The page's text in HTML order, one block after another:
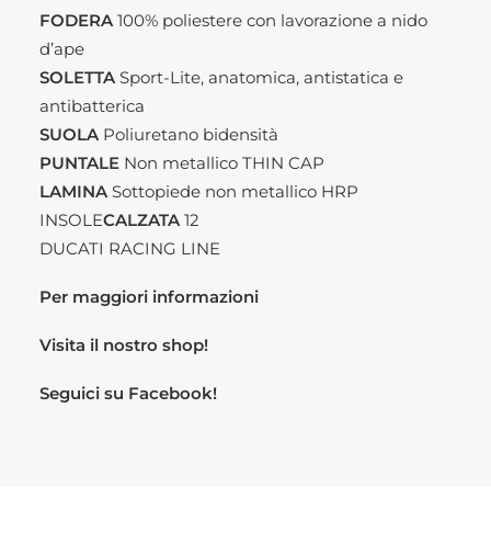
FODERA 100% poliestere con lavorazione a nido
d’ape
SOLETTA Sport-Lite, anatomica, antistatica e
antibatterica
SUOLA Poliuretano bidensità
PUNTALE Non metallico THIN CAP
LAMINA Sottopiede non metallico HRP
INSOLECALZATA 12
DUCATI RACING LINE
Per maggiori informazioni
Visita il nostro shop!
Seguici su Facebook!